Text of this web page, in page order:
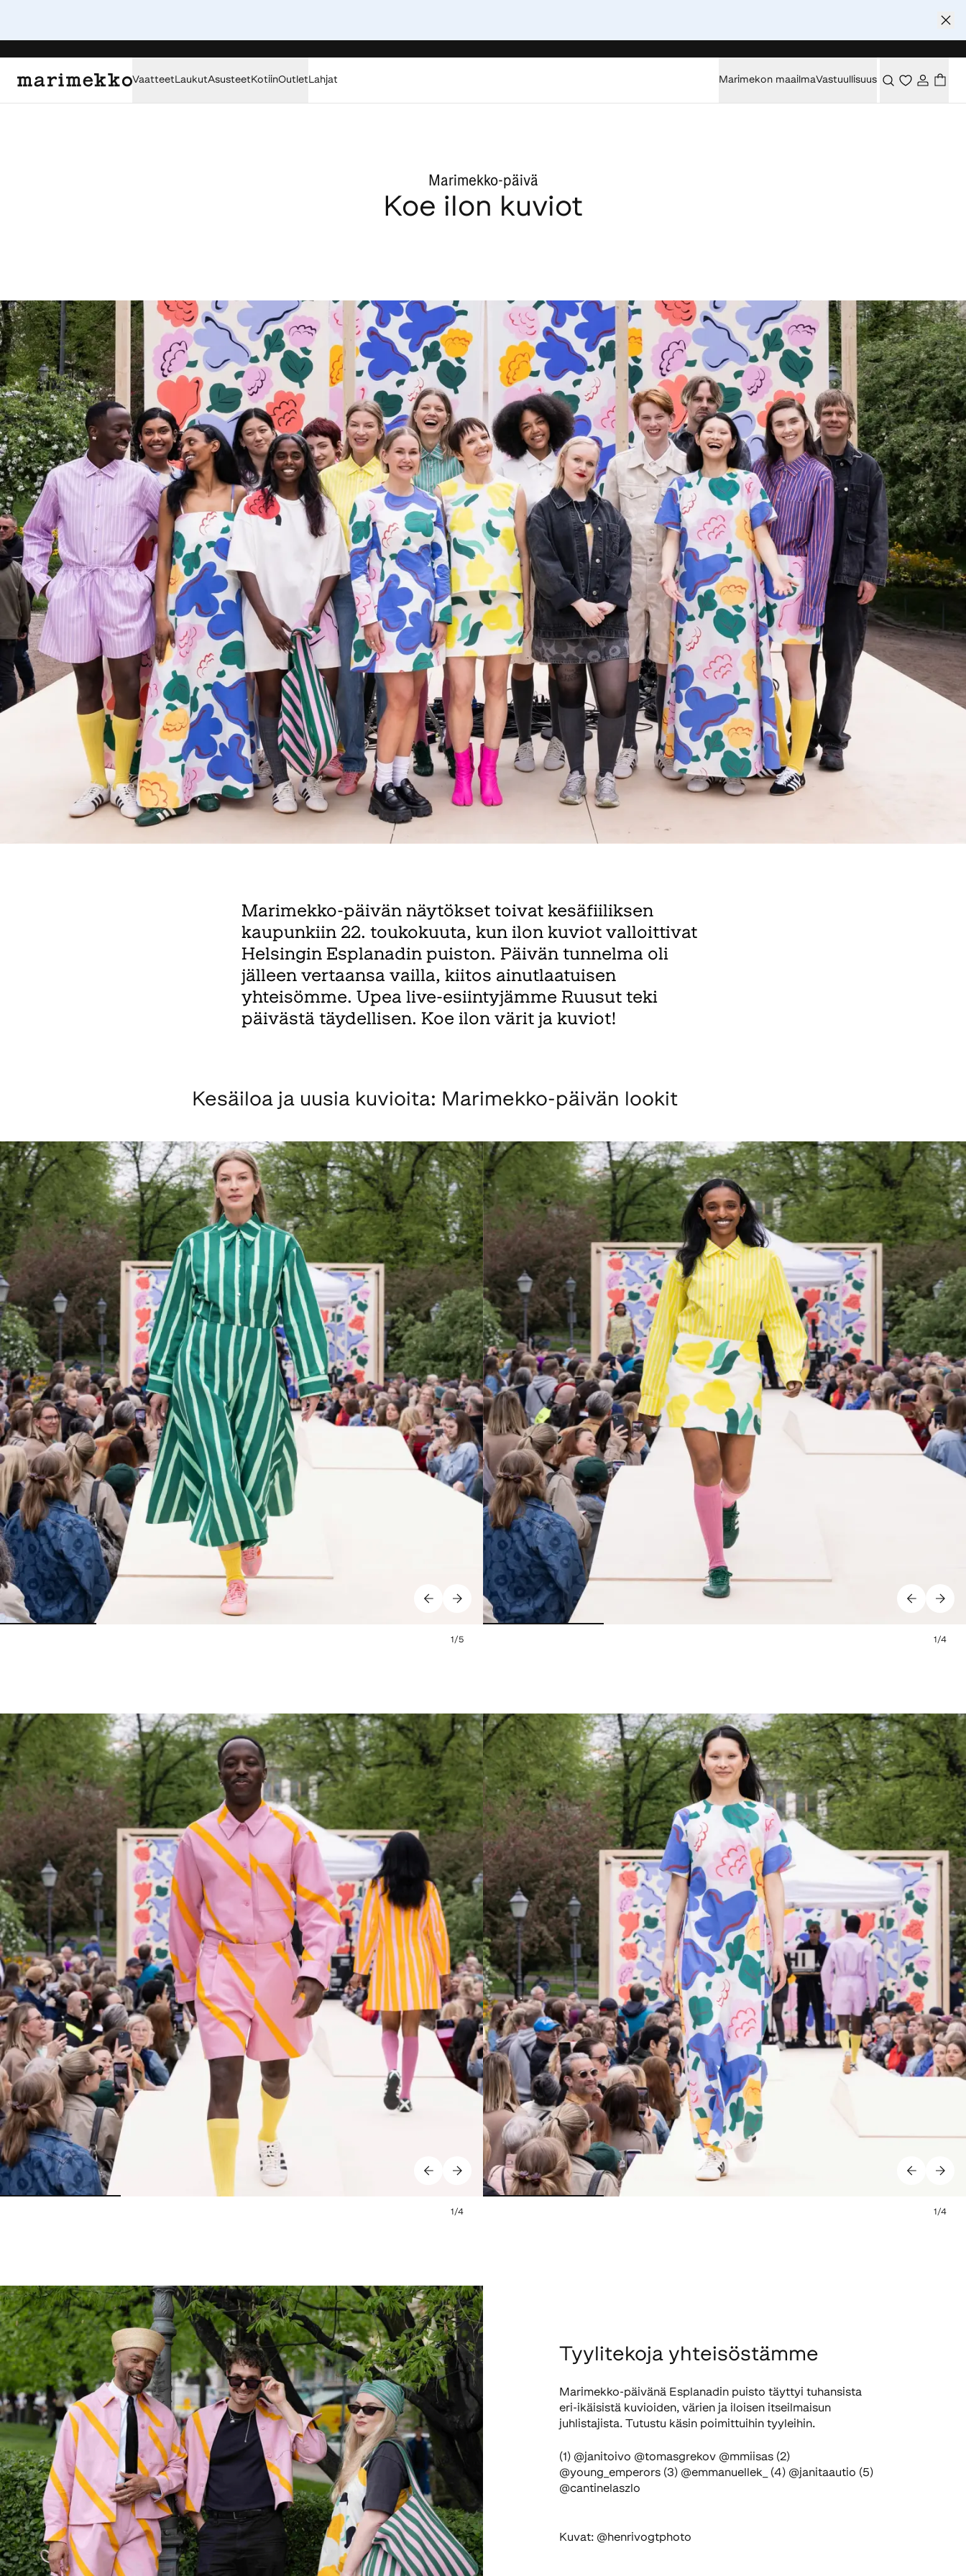
VaatteetLaukutAsusteetKotiinOutletLahjat Marimekon maailmaVastuullisuus
Marimekko-päivä
Koe ilon kuviot
Marimekko-päivän näytökset toivat kesäfiiliksen
kaupunkiin 22. toukokuuta, kun ilon kuviot valloittivat
Helsingin Esplanadin puiston. Päivän tunnelma oli
jälleen vertaansa vailla, kiitos ainutlaatuisen
yhteisömme. Upea live-esiintyjämme Ruusut teki
päivästä täydellisen. Koe ilon värit ja kuviot!
Kesäiloa ja uusia kuvioita: Marimekko-päivän lookit
1 /5 1 /4
1 /4 1 /4
Tyylitekoja yhteisöstämme
Marimekko-päivänä Esplanadin puisto täyttyi tuhansista
eri-ikäisistä kuvioiden, värien ja iloisen itseilmaisun
juhlistajista. Tutustu käsin poimittuihin tyyleihin.
(1) @janitoivo @tomasgrekov @mmiisas (2)
@young_emperors (3) @emmanuellek_ (4) @janitaautio (5)
@cantinelaszlo
Kuvat: @henrivogtphoto